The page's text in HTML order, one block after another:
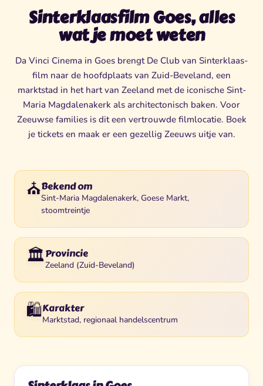
Sinterklaasfilm Goes, alles
wat je moet weten
Da Vinci Cinema in Goes brengt De Club van Sinterklaas-
film naar de hoofdplaats van Zuid-Beveland, een
marktstad in het hart van Zeeland met de iconische Sint-
Maria Magdalenakerk als architectonisch baken. Voor
Zeeuwse families is dit een vertrouwde filmlocatie. Boek
je tickets en maak er een gezellig Zeeuws uitje van.
⛪Bekend om
Sint-Maria Magdalenakerk, Goese Markt,
stoomtreintje
🏛️Provincie
Zeeland (Zuid-Beveland)
🛍️Karakter
Marktstad, regionaal handelscentrum